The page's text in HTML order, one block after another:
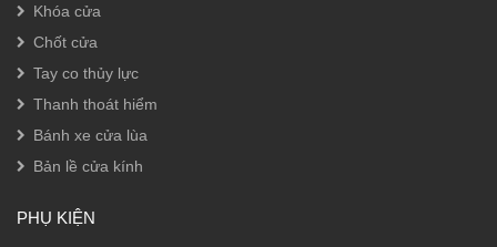
Khóa cửa
Chốt cửa
Tay co thủy lực
Thanh thoát hiểm
Bánh xe cửa lùa
Bản lề cửa kính
PHỤ KIỆN